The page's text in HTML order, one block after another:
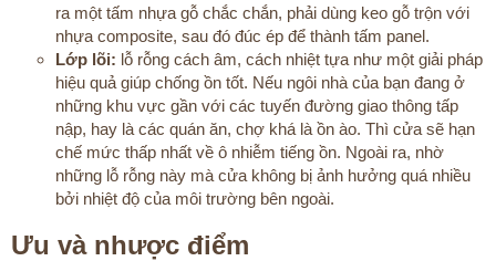
ra một tấm nhựa gỗ chắc chắn, phải dùng keo gỗ trộn với
nhựa composite, sau đó đúc ép để thành tấm panel.
Lớp lõi: lỗ rỗng cách âm, cách nhiệt tựa như một giải pháp
hiệu quả giúp chống ồn tốt. Nếu ngôi nhà của bạn đang ở
những khu vực gần với các tuyến đường giao thông tấp
nập, hay là các quán ăn, chợ khá là ồn ào. Thì cửa sẽ hạn
chế mức thấp nhất về ô nhiễm tiếng ồn. Ngoài ra, nhờ
những lỗ rỗng này mà cửa không bị ảnh hưởng quá nhiều
bởi nhiệt độ của môi trường bên ngoài.
Ưu và nhược điểm​